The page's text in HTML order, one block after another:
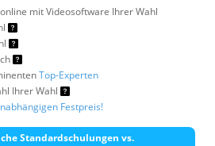
mit Videosoftware Ihrer Wahl
Top-Experten
Ihrer Wahl
Festpreis!
Standardschulungen vs.